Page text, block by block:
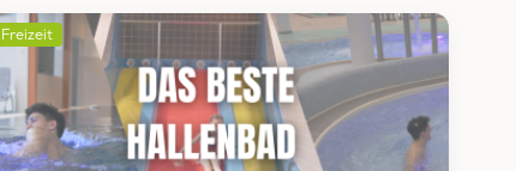
Freizeit